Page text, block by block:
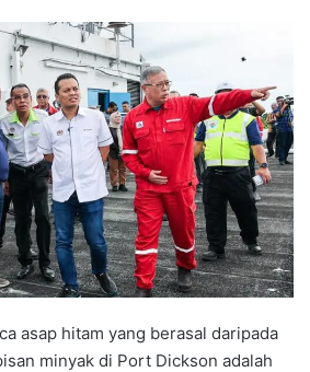
asap hitam yang berasal daripada
minyak di Port Dickson adalah